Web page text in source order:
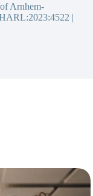
Arnhem-
|